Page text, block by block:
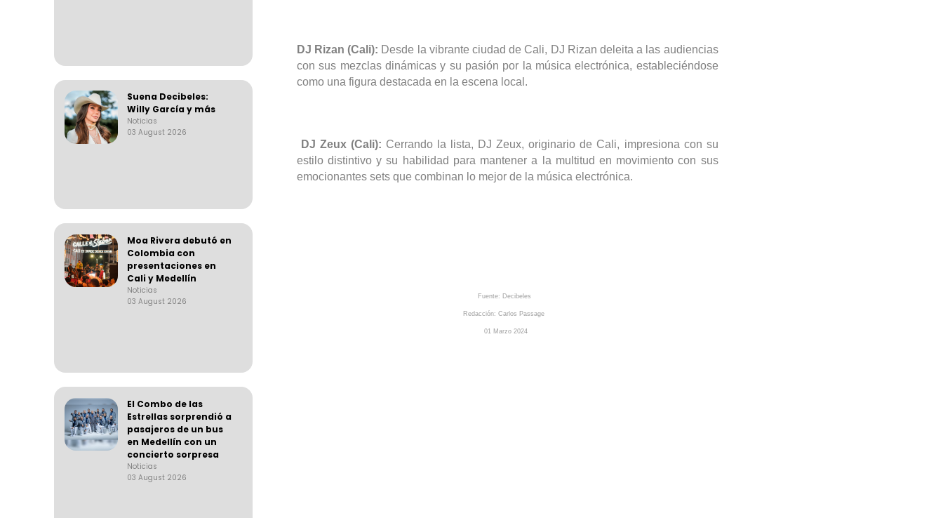
Suena Decibeles:
Willy García y más
Noticias
03 August 2026
Moa Rivera debutó en
Colombia con
presentaciones en
Cali y Medellín
Noticias
03 August 2026
El Combo de las
Estrellas sorprendió a
pasajeros de un bus
en Medellín con un
concierto sorpresa
Noticias
03 August 2026
DJ Rizan (Cali): Desde la vibrante ciudad de Cali, DJ Rizan deleita a las audiencias
con sus mezclas dinámicas y su pasión por la música electrónica, estableciéndose
como una figura destacada en la escena local.
DJ Zeux(Cali): Cerrando la lista, DJZeux, originario de Cali, impresiona con su
estilo distintivo y su habilidad para mantener a la multitud en movimiento con sus
emocionantes sets que combinan lo mejor de la música electrónica.
Fuente: Decibeles
Redacción: Carlos Passage
01 Marzo2024